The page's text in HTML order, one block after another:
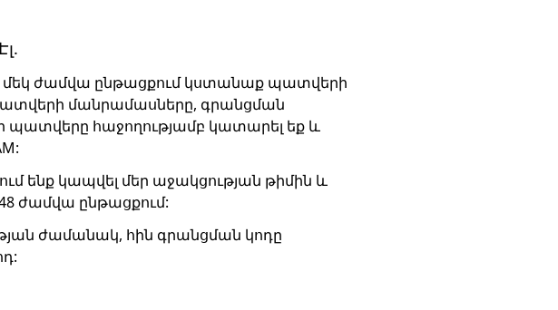
մեկ ժամվա ընթացքում կստանաք պատվերի
մանրամասները, գրանցման
պատվերը հաջողությամբ կատարել եք և
ենք կապվել մեր աջակցության թիմին և
ժամվա ընթացքում:
ժամանակ, հին գրանցման կոդը